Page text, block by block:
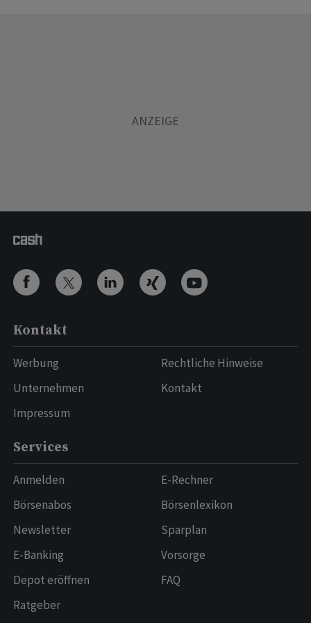
Kontakt
Werbung
Unternehmen
Impressum
Rechtliche Hinweise
Kontakt
Services
Anmelden
Börsenabos
Newsletter
E-Banking
Depot eröffnen
Ratgeber
E-Rechner
Börsenlexikon
Sparplan
Vorsorge
FAQ